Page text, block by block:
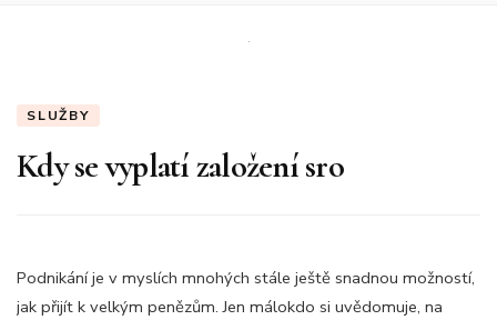
SLUŽBY
Kdy se vyplatí založení sro
Podnikání je v myslích mnohých stále ještě snadnou možností,
jak přijít k velkým penězům. Jen málokdo si uvědomuje, na